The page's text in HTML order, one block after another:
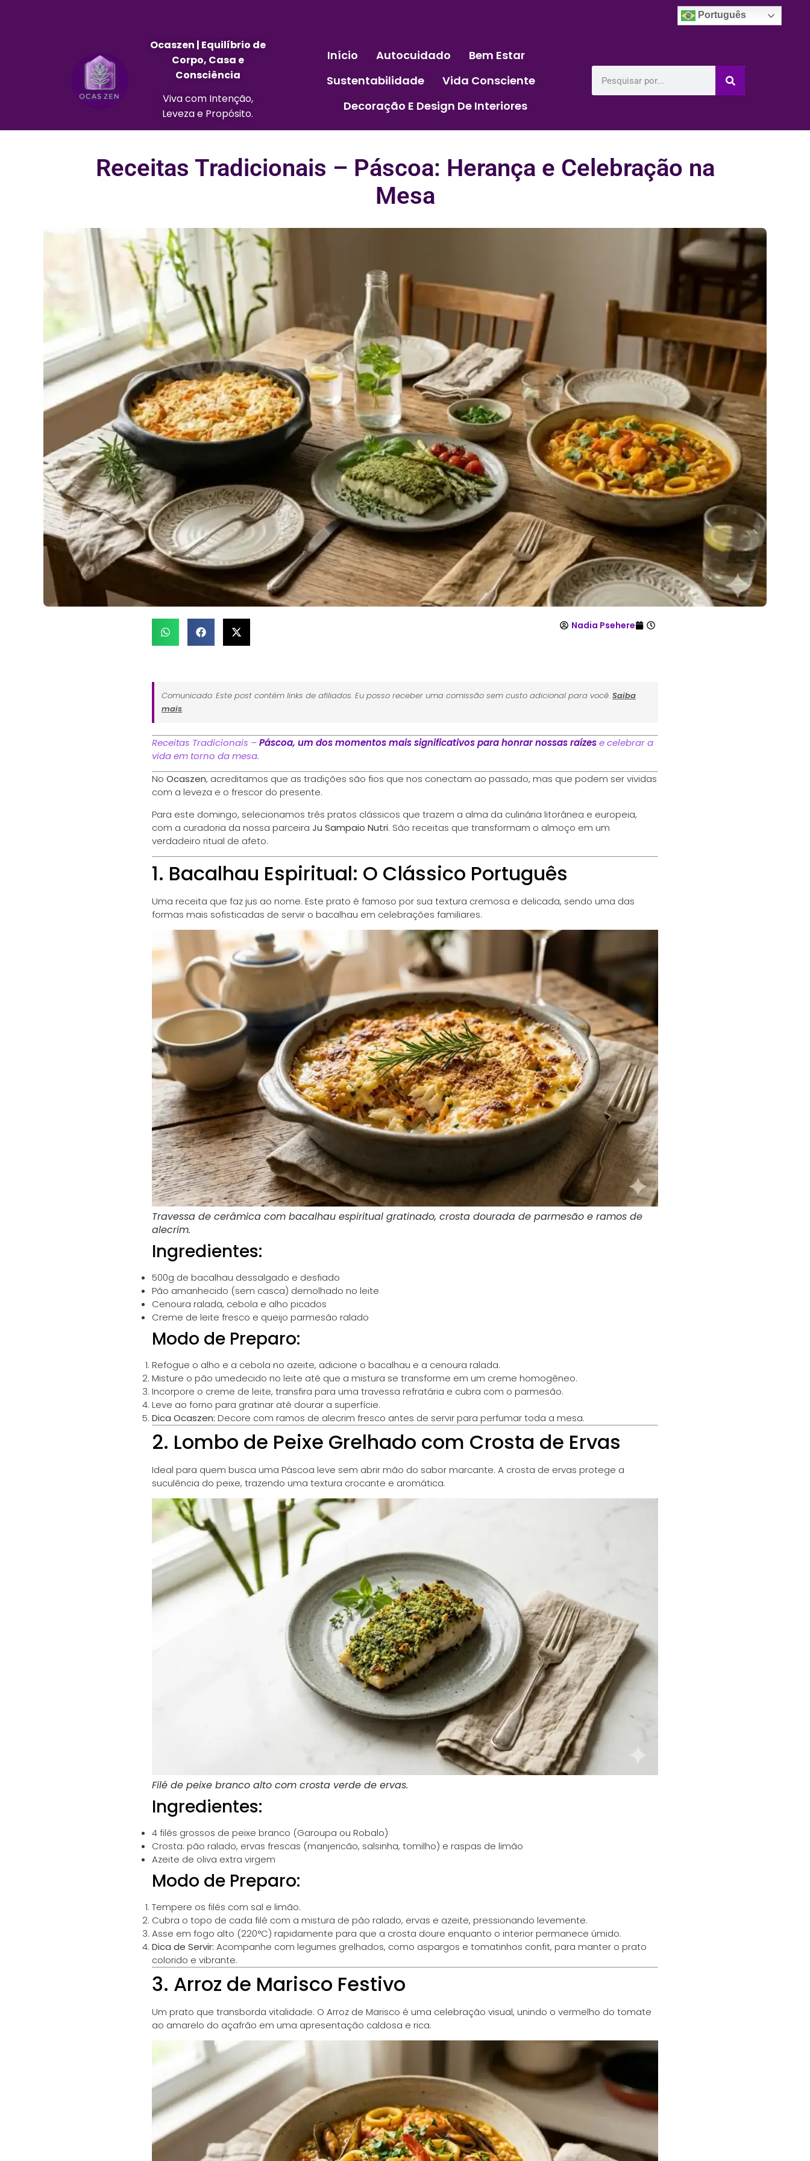
Português
Ocaszen | Equilíbrio de
Corpo, Casa e
Consciência
Viva com Intenção,
Leveza e Propósito.
Início Autocuidado
Bem Estar
Sustentabilidade
Vida Consciente
Decoração E Design De Interiores
Receitas Tradicionais – Páscoa: Herança e Celebração na
Mesa
Nadia Psehere
Comunicado: Este post contém links de afiliados. Eu posso receber uma comissão sem custo adicional para você. Saiba
mais.
Receitas Tradicionais –Páscoa, um dos momentos mais significativos para honrar nossas raízese celebrar a
vida em torno da mesa.
No Ocaszen, acreditamos que as tradições são fios que nos conectam ao passado, mas que podem ser vividas
com a leveza e o frescor do presente.
Para este domingo, selecionamos três pratos clássicos que trazem a alma da culinária litorânea e europeia,
com a curadoria da nossa parceira Ju Sampaio Nutri. São receitas que transformam o almoço em um
verdadeiro ritual de afeto.
1. Bacalhau Espiritual: O Clássico Português
Uma receita que faz jus ao nome. Este prato é famoso por sua textura cremosa e delicada, sendo uma das
formas mais sofisticadas de servir o bacalhau em celebrações familiares.
Travessa de cerâmica com bacalhau espiritual gratinado, crosta dourada de parmesão e ramos de
alecrim.
Ingredientes:
500g de bacalhau dessalgado e desfiado
Pão amanhecido (sem casca) demolhado no leite
Cenoura ralada, cebola e alho picados
Creme de leite fresco e queijo parmesão ralado
Modo de Preparo:
Refogue o alho e a cebola no azeite, adicione o bacalhau e a cenoura ralada.
Misture o pão umedecido no leite até que a mistura se transforme em um creme homogêneo.
Incorpore o creme de leite, transfira para uma travessa refratária e cubra com o parmesão.
Leve ao forno para gratinar até dourar a superfície.
Dica Ocaszen: Decore com ramos de alecrim fresco antes de servir para perfumar toda a mesa.
2. Lombo de Peixe Grelhado com Crosta de Ervas
Ideal para quem busca uma Páscoa leve sem abrir mão do sabor marcante. A crosta de ervas protege a
suculência do peixe, trazendo uma textura crocante e aromática.
Filé de peixe branco alto com crosta verde de ervas.
Ingredientes:
4 filés grossos de peixe branco (Garoupa ou Robalo)
Crosta: pão ralado, ervas frescas (manjericão, salsinha, tomilho) e raspas de limão
Azeite de oliva extra virgem
Modo de Preparo:
Tempere os filés com sal e limão.
Cubra o topo de cada filé com a mistura de pão ralado, ervas e azeite, pressionando levemente.
Asse em fogo alto (220°C) rapidamente para que a crosta doure enquanto o interior permanece úmido.
Dica de Servir: Acompanhe com legumes grelhados, como aspargos e tomatinhos confit, para manter o prato
colorido e vibrante.
3. Arroz de Marisco Festivo
Um prato que transborda vitalidade. O Arroz de Marisco é uma celebração visual, unindo o vermelho do tomate
ao amarelo do açafrão em uma apresentação caldosa e rica.